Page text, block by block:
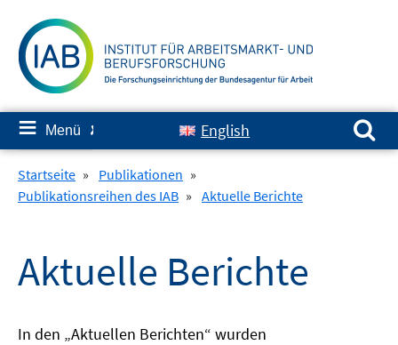
zum
Inhalt
≡ Menü ✘ English
Suchen nach:
Startseite » Publikationen »
Publikationsreihen des IAB » Aktuelle Berichte
Aktuelle Berichte
In den „Aktuellen Berichten“ wurden